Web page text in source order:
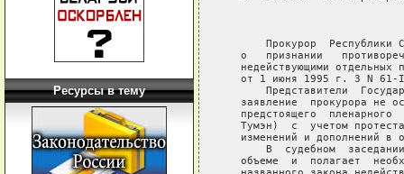
Ресурсы в тему